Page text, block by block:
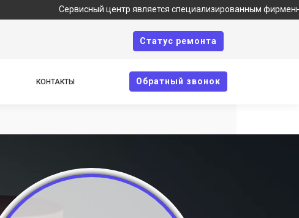
Сервисный центр является специализированным фирменным
Cтатус ремонта
КОНТАКТЫ Oбратный звонок